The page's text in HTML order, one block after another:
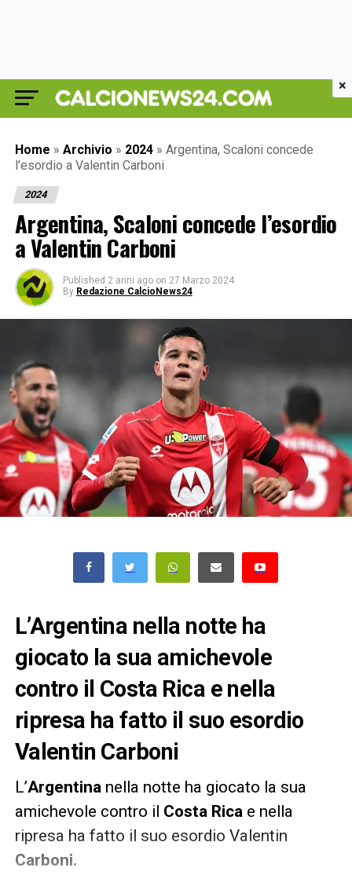
Home » Archivio » 2024 » Argentina, Scaloni concede
l’esordio a Valentin Carboni
2024
Argentina, Scaloni concede l’esordio
a Valentin Carboni
Published 2 anni ago on 27 Marzo 2024
By Redazione CalcioNews24
L’Argentina nella notte ha
giocato la sua amichevole
contro il Costa Rica e nella
ripresa ha fatto il suo esordio
Valentin Carboni
L’Argentina nella notte ha giocato la sua
amichevole contro il Costa Rica e nella
ripresa ha fatto il suo esordio Valentin
Carboni.
×